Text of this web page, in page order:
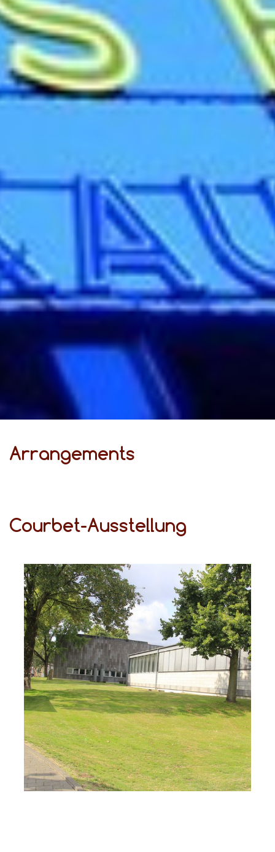
Ar­ran­ge­ments
Courbet-Ausstellung